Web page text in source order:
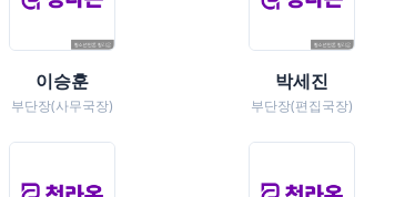
이승훈
부단장(사무국장)
박세진
부단장(편집국장)